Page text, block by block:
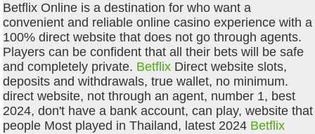
Betflix Online is a destination for who want a
convenient and reliable online casino experience with a
100% direct website that does not go through agents.
Players can be confident that all their bets will be safe
and completely private. Betflix Direct website slots,
deposits and withdrawals, true wallet, no minimum.
direct website, not through an agent, number 1, best
2024, don't have a bank account, can play, website that
people Most played in Thailand, latest 2024 Betflix